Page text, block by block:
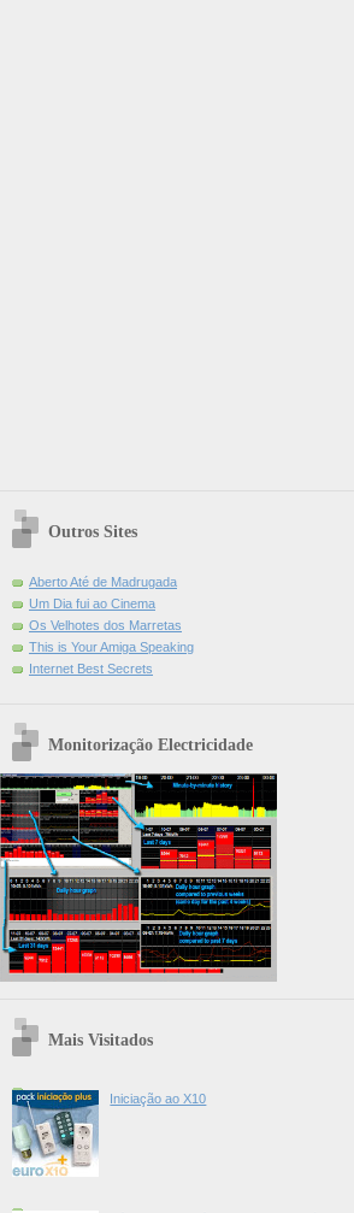
Outros Sites
Aberto Até de Madrugada
Um Dia fui ao Cinema
Os Velhotes dos Marretas
This is Your Amiga Speaking
Internet Best Secrets
Monitorização Electricidade
Mais Visitados
Iniciação ao X10